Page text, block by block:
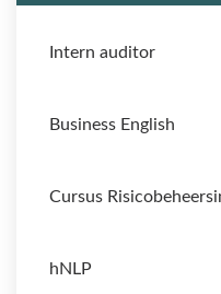
Intern auditor
Business English
Cursus
hNLP